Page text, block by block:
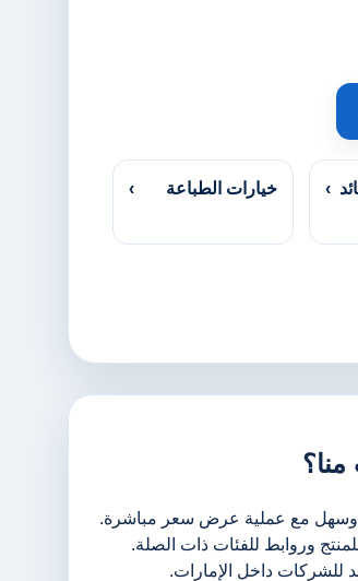
› خيارات الطباعة ›
مع عملية عرض سعر مباشرة.
وروابط للفئات ذات الصلة.
للشركات داخل الإمارات.